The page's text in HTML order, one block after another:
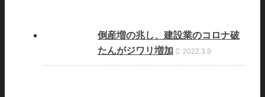
倒産増の兆し、建設業のコロナ破
たんがジワリ増加
2022.3.9